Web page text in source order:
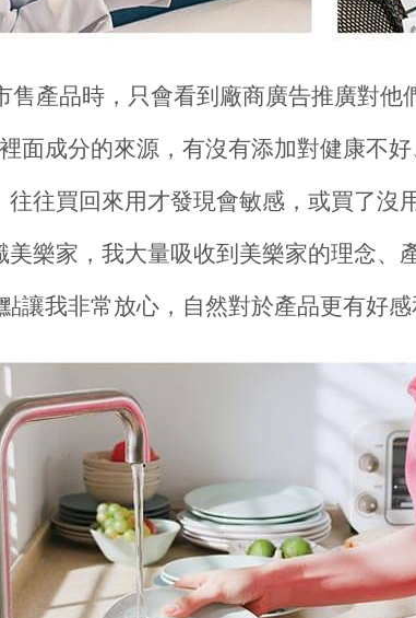
售產品時，只會看到廠商廣告推廣對他
面成分的來源，有沒有添加對健康不
往往買回來用才發現會敏感，或買了沒
美樂家，我大量吸收到美樂家的理念、
讓我非常放心，自然對於產品更有好感